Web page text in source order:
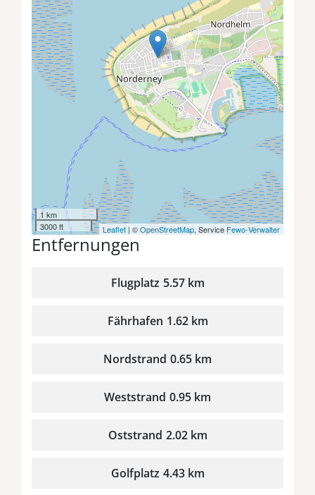
1 km
3000 ft
Leaflet| ©OpenStreetMap, ServiceFewo-Verwalter
Entfernungen
Flugplatz 5.57 km
Fährhafen 1.62 km
Nordstrand 0.65 km
Weststrand 0.95 km
Oststrand 2.02 km
Golfplatz 4.43 km